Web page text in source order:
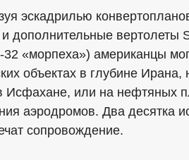
эскадрилью
дополнительные вертолеты
32 «морпеха») американцы
объектах в глубине
Исфахане, или на нефтяных
аэродромов. Два десятка
сопровождение.